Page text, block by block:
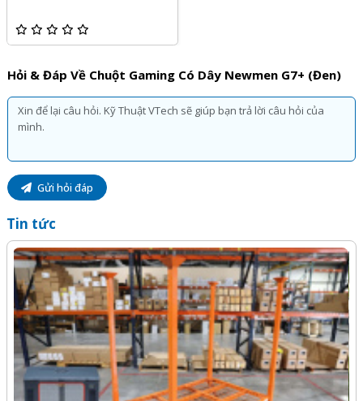
Hỏi & Đáp Về Chuột Gaming Có Dây Newmen G7+ (Đen)
Gửi hỏi đáp
Tin tức